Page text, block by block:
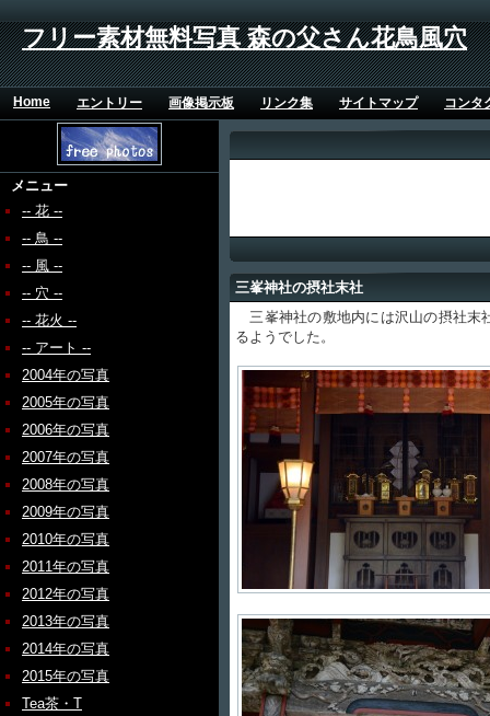
フリー素材無料写真 森の父さん花鳥風穴
Home エントリー 画像掲示板 リンク集 サイトマップ コンタ
メニュー
-- 花 --
-- 鳥 --
-- 風 --
-- 穴 --
-- 花火 --
-- アート --
2004年の写真
2005年の写真
2006年の写真
2007年の写真
2008年の写真
2009年の写真
2010年の写真
2011年の写真
2012年の写真
2013年の写真
2014年の写真
2015年の写真
Tea茶・T
三峯神社の摂社末社
三峯神社の敷地内には沢山の摂社末
るようでした。